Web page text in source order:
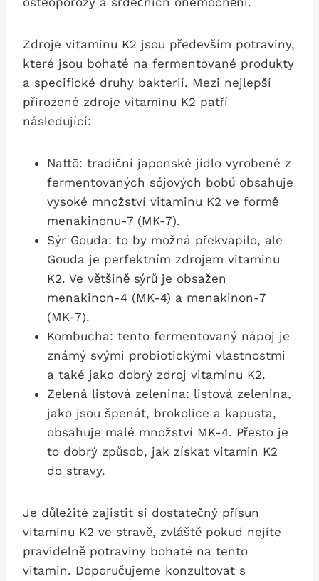
Zdroje vitaminu K2 jsou především potraviny,
které jsou bohaté na fermentované produkty
a specifické druhy bakterií. Mezi nejlepší
přirozené zdroje vitaminu K2 patří
následující:
Nattō: tradiční japonské jídlo vyrobené z
fermentovaných sójových bobů obsahuje
vysoké množství vitaminu K2 ve formě
menakinonu-7 (MK-7).
Sýr Gouda: to by možná překvapilo, ale
Gouda je perfektním zdrojem vitaminu
K2. Ve většině sýrů je obsažen
menakinon-4 (MK-4) a menakinon-7
(MK-7).
Kombucha: tento fermentovaný nápoj je
známý svými probiotickými vlastnostmi
a také jako dobrý zdroj vitaminu K2.
Zelená listová zelenina: listová zelenina,
jako jsou špenát, brokolice a kapusta,
obsahuje malé množství MK-4. Přesto je
to dobrý způsob, jak získat vitamin K2
do stravy.
Je důležité zajistit si dostatečný přísun
vitaminu K2 ve stravě, zvláště pokud nejíte
pravidelně potraviny bohaté na tento
vitamin. Doporučujeme konzultovat s